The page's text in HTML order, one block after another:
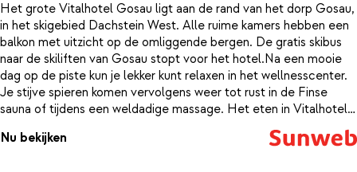
Het grote Vitalhotel Gosau ligt aan de rand van het dorp Gosau,
in het skigebied Dachstein West. Alle ruime kamers hebben een
balkon met uitzicht op de omliggende bergen. De gratis skibus
naar de skiliften van Gosau stopt voor het hotel.Na een mooie
dag op de piste kun je lekker kunt relaxen in het wellnesscenter.
Je stijve spieren komen vervolgens weer tot rust in de Finse
sauna of tijdens een weldadige massage. Het eten in Vitalhotel
Gosau wordt met liefde en passie bereid door chef-kok Michael.
Hij maakt de lekkerste gerechten die geïnspireerd zijn door de
Nu bekijken